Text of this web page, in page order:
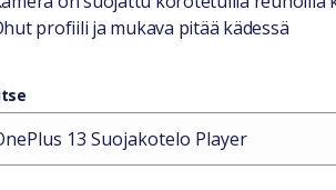
profiili ja mukava pitää kädessä